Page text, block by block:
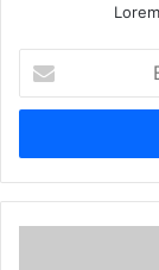
your
Email